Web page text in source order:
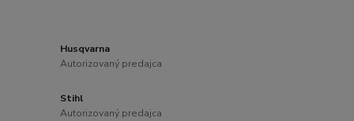
Husqvarna
Autorizovaný predajca
Stihl
Autorizovaný predajca